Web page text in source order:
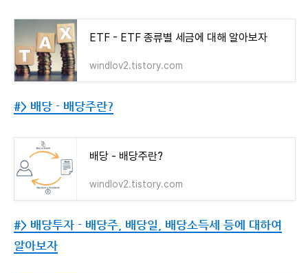
ETF - ETF 종류별 세금에 대해 알아보자
windlov2.tistory.com
#> 배당 - 배당주란?
배당 - 배당주란?
windlov2.tistory.com
#> 배당투자 - 배당주, 배당일, 배당소득세 등에 대하여
알아보자